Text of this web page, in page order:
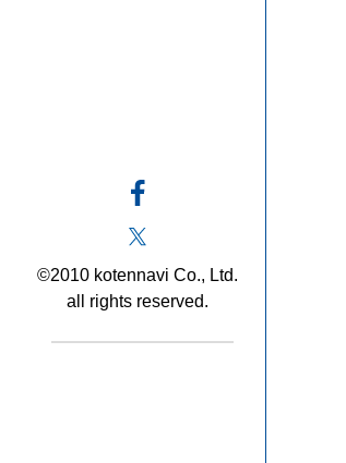
©2010 kotennavi Co., Ltd.
all rights reserved.